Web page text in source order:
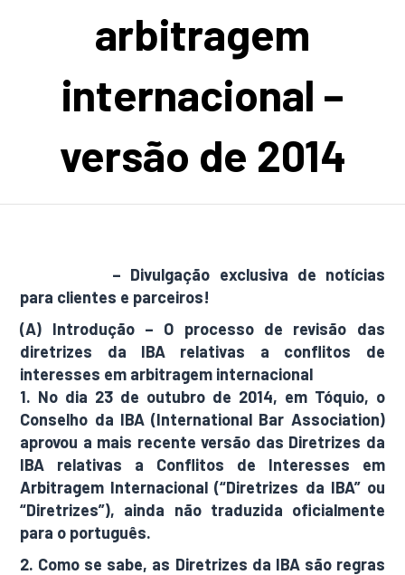
arbitragem
internacional –
versão de 2014
– Divulgação exclusiva de notícias
para clientes e parceiros!
(A) Introdução – O processo de revisão das
diretrizes da IBA relativas a conflitos de
interesses em arbitragem internacional
1. No dia 23 de outubro de 2014, em Tóquio, o
Conselho da IBA (International Bar Association)
aprovou a mais recente versão das Diretrizes da
IBA relativas a Conflitos de Interesses em
Arbitragem Internacional (“Diretrizes da IBA” ou
“Diretrizes”), ainda não traduzida oficialmente
para o português.
2. Como se sabe, as Diretrizes da IBA são regras